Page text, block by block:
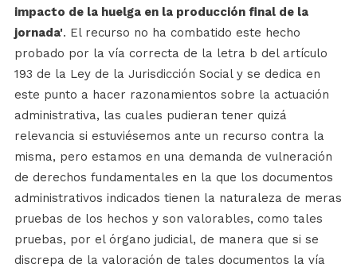
impacto de la huelga en la producción final de la
jornada'. El recurso no ha combatido este hecho
probado por la vía correcta de la letra b del artículo
193 de la Ley de la Jurisdicción Social y se dedica en
este punto a hacer razonamientos sobre la actuación
administrativa, las cuales pudieran tener quizá
relevancia si estuviésemos ante un recurso contra la
misma, pero estamos en una demanda de vulneración
de derechos fundamentales en la que los documentos
administrativos indicados tienen la naturaleza de meras
pruebas de los hechos y son valorables, como tales
pruebas, por el órgano judicial, de manera que si se
discrepa de la valoración de tales documentos la vía